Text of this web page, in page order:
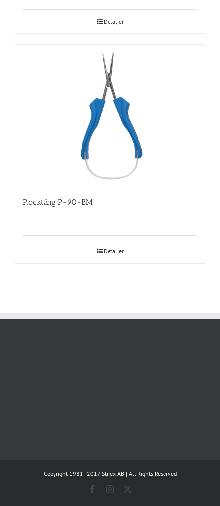
Detaljer
Plocktång P-90-BM
Detaljer
Copyright 1981 - 2017 Stirex AB | All Rights Reserved
FacebookInstagram